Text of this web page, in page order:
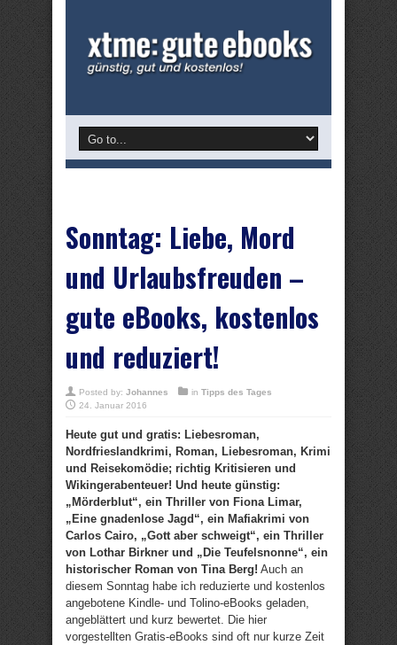
Sonntag: Liebe, Mord
und Urlaubsfreuden –
gute eBooks, kostenlos
und reduziert!
Posted by: Johannes in Tipps des Tages
24. Januar 2016
Heute gut und gratis: Liebesroman,
Nordfrieslandkrimi, Roman, Liebesroman, Krimi
und Reisekomödie; richtig Kritisieren und
Wikingerabenteuer! Und heute günstig:
„Mörderblut“, ein Thriller von Fiona Limar,
„Eine gnadenlose Jagd“, ein Mafiakrimi von
Carlos Cairo, „Gott aber schweigt“, ein Thriller
von Lothar Birkner und „Die Teufelsnonne“, ein
historischer Roman von Tina Berg! Auch an
diesem Sonntag habe ich reduzierte und kostenlos
angebotene Kindle- und Tolino-eBooks geladen,
angeblättert und kurz bewertet. Die hier
vorgestellten Gratis-eBooks sind oft nur kurze Zeit